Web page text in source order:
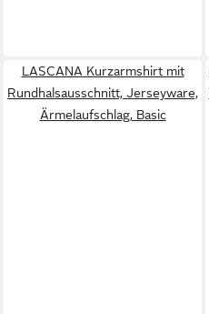
LASCANA Kurzarmshirt mit
Rundhalsausschnitt, Jerseyware,
Ärmelaufschlag, Basic